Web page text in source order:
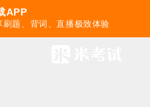
APP
刷题、背词、直播极致体验